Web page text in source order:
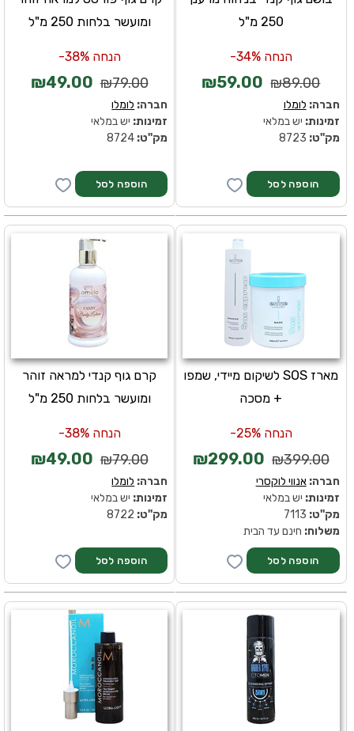
ומועשר בלחות 250 מ"ל
הנחה 38%-
₪79.00
₪49.00
חברה: לומלו
זמינות: יש במלאי
מק''ט:
250 מ"ל
הנחה 34%-
₪89.00
₪59.00
חברה: לומלו
זמינות: יש במלאי
מק''ט:
קרם גוף קנדי למראה זוהר
ומועשר בלחות 250 מ"ל
הנחה 38%-
₪79.00
₪49.00
חברה: לומלו
זמינות: יש במלאי
מק''ט:
מארז SOS לשיקום מיידי, שמפו
+ מסכה
הנחה 25%-
₪399.00
₪299.00
חברה:אנווי לוקסרי
זמינות: יש במלאי
מק''ט:
משלוח: חינם עד הבית